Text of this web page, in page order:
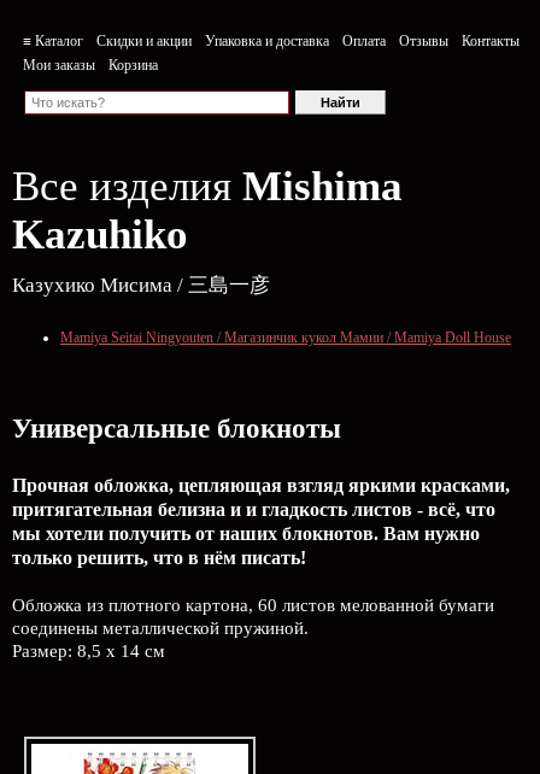
≡ Каталог Скидки и акции Упаковка и доставка Оплата Отзывы
Контакты
Мои заказы
Корзина
Все изделия Mishima
Kazuhiko
Казухико Мисима / 三島一彦
Mamiya Seitai Ningyouten / Магазинчик кукол Мамии / Mamiya Doll House
Универсальные блокноты
Прочная обложка, цепляющая взгляд яркими красками,
притягательная белизна и и гладкость листов - всё, что
мы хотели получить от наших блокнотов. Вам нужно
только решить, что в нём писать!
Обложка из плотного картона, 60 листов мелованной бумаги
соединены металлической пружиной.
Размер: 8,5 х 14 см